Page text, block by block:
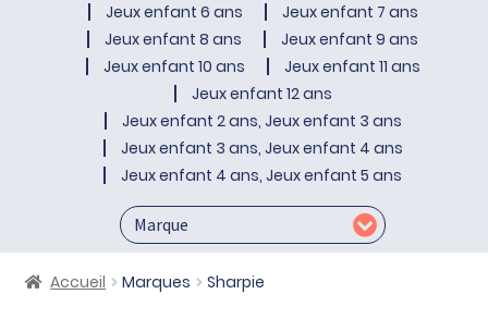
Jeux enfant 6 ans
Jeux enfant 7 ans
Jeux enfant 8 ans
Jeux enfant 9 ans
Jeux enfant 10 ans
Jeux enfant 11 ans
Jeux enfant 12 ans
Jeux enfant 2 ans, Jeux enfant 3 ans
Jeux enfant 3 ans, Jeux enfant 4 ans
Jeux enfant 4 ans, Jeux enfant 5 ans
Accueil Marques Sharpie